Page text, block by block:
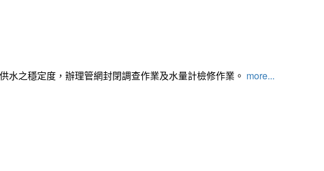
水之穩定度，辦理管網封閉調查作業及水量計檢修作業。 more...